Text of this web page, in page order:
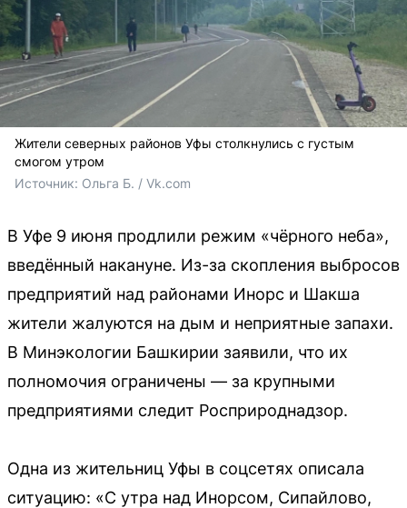
Жители северных районов Уфы столкнулись с густым
смогом утром
Источник: Ольга Б. / Vk.com
В Уфе 9 июня продлили режим «чёрного неба»,
введённый накануне. Из-за скопления выбросов
предприятий над районами Инорс и Шакша
жители жалуются на дым и неприятные запахи.
В Минэкологии Башкирии заявили, что их
полномочия ограничены — за крупными
предприятиями следит Росприроднадзор.
Одна из жительниц Уфы в соцсетях описала
ситуацию: «С утра над Инорсом, Сипайлово,